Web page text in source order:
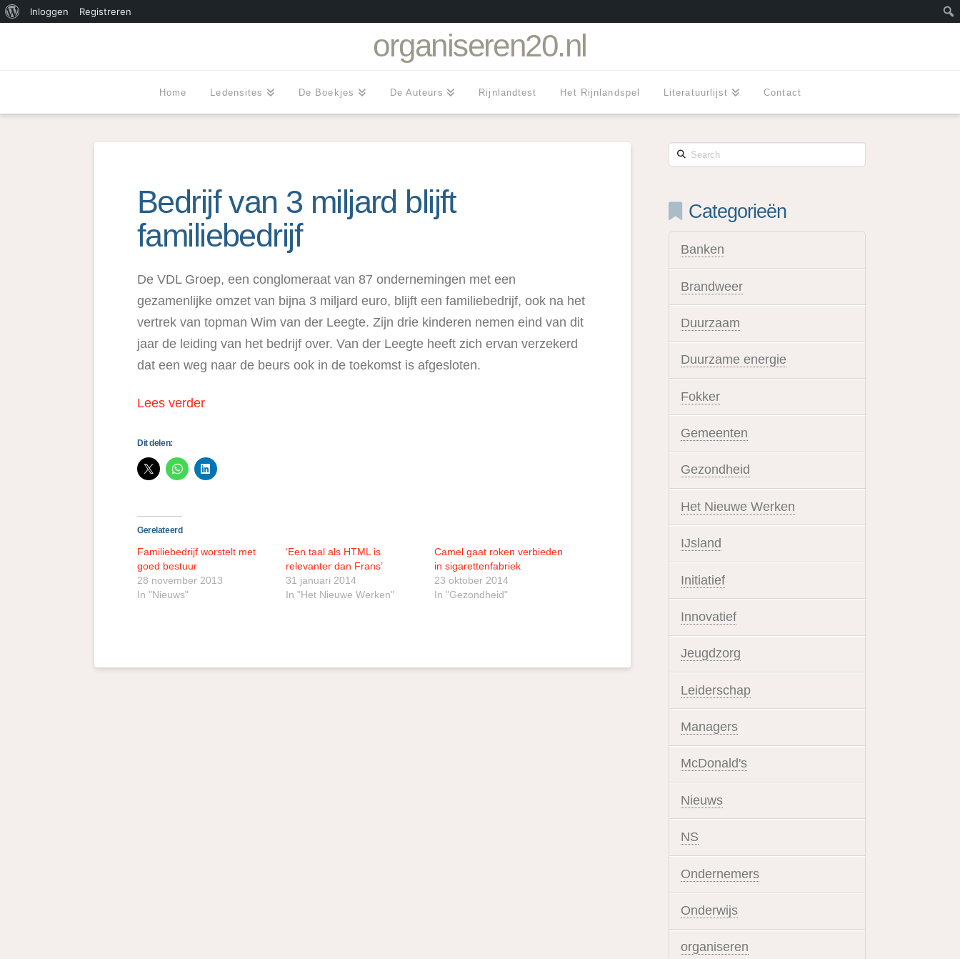
Over
Inloggen
Registreren
organiseren20.nl
Home Ledensites De Boekjes De Auteurs Rijnlandtest Het Rijnlandspel Literatuurlijst Contact
Bedrijf van 3 miljard blijft
familiebedrijf
De VDL Groep, een conglomeraat van 87 ondernemingen met een
gezamenlijke omzet van bijna 3 miljard euro, blijft een familiebedrijf, ook na het
vertrek van topman Wim van der Leegte. Zijn drie kinderen nemen eind van dit
jaar de leiding van het bedrijf over. Van der Leegte heeft zich ervan verzekerd
dat een weg naar de beurs ook in de toekomst is afgesloten.
Lees verder
Dit delen:
Gerelateerd
Familiebedrijf worstelt met
goed bestuur
28 november 2013
In "Nieuws"
‘Een taal als HTML is
relevanter dan Frans’
31 januari 2014
In "Het Nieuwe Werken"
Camel gaat roken verbieden
in sigarettenfabriek
23 oktober 2014
In "Gezondheid"
Search
Categorieën
Banken
Brandweer
Duurzaam
Duurzame energie
Fokker
Gemeenten
Gezondheid
Het Nieuwe Werken
IJsland
Initiatief
Innovatief
Jeugdzorg
Leiderschap
Managers
McDonald's
Nieuws
NS
Ondernemers
Onderwijs
organiseren